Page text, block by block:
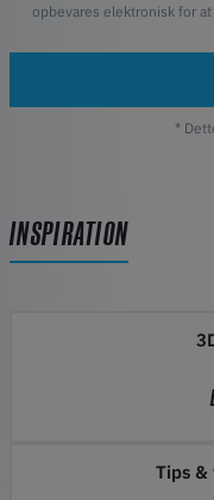
opbevares elektronisk for at
*
INSPIRATION
Tips